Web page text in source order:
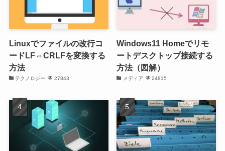
Linuxでファイルの改行コ
ードLF⇔CRLFを変換する
方法
テクノロジー 27843
Windows11 Homeでリモ
ートデスクトップ接続する
方法（図解）
メディア 24815